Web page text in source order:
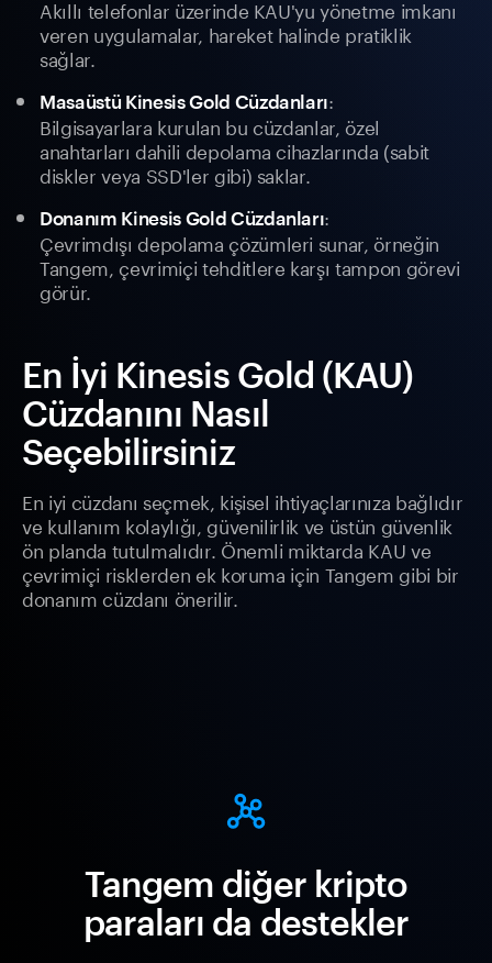
Akıllı telefonlar üzerinde KAU'yu yönetme imkanı
veren uygulamalar, hareket halinde pratiklik
sağlar.
Masaüstü Kinesis Gold Cüzdanları:
Bilgisayarlara kurulan bu cüzdanlar, özel
anahtarları dahili depolama cihazlarında (sabit
diskler veya SSD'ler gibi) saklar.
Donanım Kinesis Gold Cüzdanları:
Çevrimdışı depolama çözümleri sunar, örneğin
Tangem, çevrimiçi tehditlere karşı tampon görevi
görür.
En İyi Kinesis Gold (KAU)
Cüzdanını Nasıl
Seçebilirsiniz
En iyi cüzdanı seçmek, kişisel ihtiyaçlarınıza bağlıdır
ve kullanım kolaylığı, güvenilirlik ve üstün güvenlik
ön planda tutulmalıdır. Önemli miktarda KAU ve
çevrimiçi risklerden ek koruma için Tangem gibi bir
donanım cüzdanı önerilir.
Tangem diğer kripto
paraları da destekler